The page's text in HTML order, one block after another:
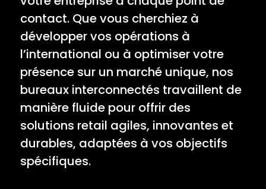
contact. Que vous cherchiez à
développer vos opérations à
l’international ou à optimiser votre
présence sur un marché unique, nos
bureaux interconnectés travaillent de
manière fluide pour offrir des
solutions retail agiles, innovantes et
durables, adaptées à vos objectifs
spécifiques.